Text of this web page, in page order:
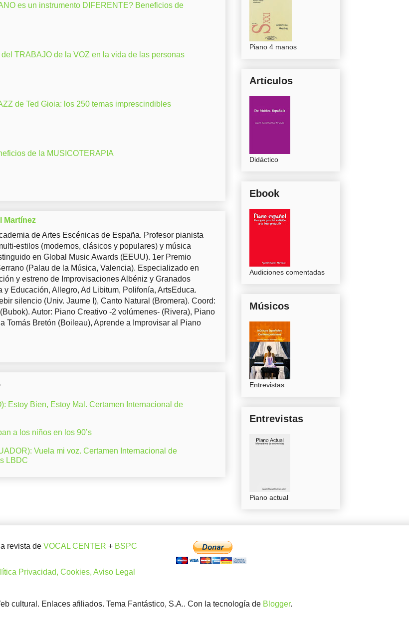
es un instrumento DIFERENTE? Beneficios de
del TRABAJO de la VOZ en la vida de las personas
de Ted Gioia: los 250 temas imprescindibles
de la MUSICOTERAPIA
Martínez
de Artes Escénicas de España. Profesor pianista
estilos (modernos, clásicos y populares) y música
en Global Music Awards (EEUU). 1er Premio
(Palau de la Música, Valencia). Especializado en
y estreno de Improvisaciones Albéniz y Granados
y Educación, Allegro, Ad Libitum, Polifonía, ArtsEduca.
silencio (Univ. Jaume I), Canto Natural (Bromera). Coord:
Autor: Piano Creativo -2 volúmenes- (Rivera), Piano
Tomás Bretón (Boileau), Aprende a Improvisar al Piano
Estoy Bien, Estoy Mal. Certamen Internacional de
a los niños en los 90’s
Vuela mi voz. Certamen Internacional de
LBDC
Piano 4 manos
Artículos
Didáctico
Ebook
Audiciones comentadas
Músicos
Entrevistas
Entrevistas
Piano actual
revista de VOCAL CENTER + BSPC
Privacidad, Cookies, Aviso Legal
cultural. Enlaces afiliados. Tema Fantástico, S.A.. Con la tecnología de Blogger.